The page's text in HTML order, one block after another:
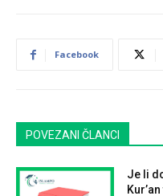
Facebook
POVEZANI ČLANCI
Je li